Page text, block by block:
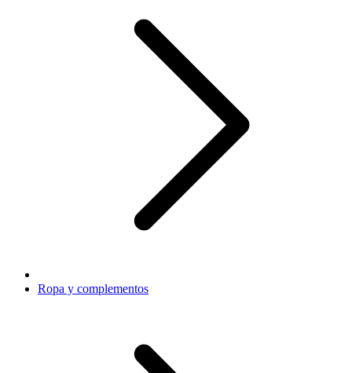
Ropa y complementos